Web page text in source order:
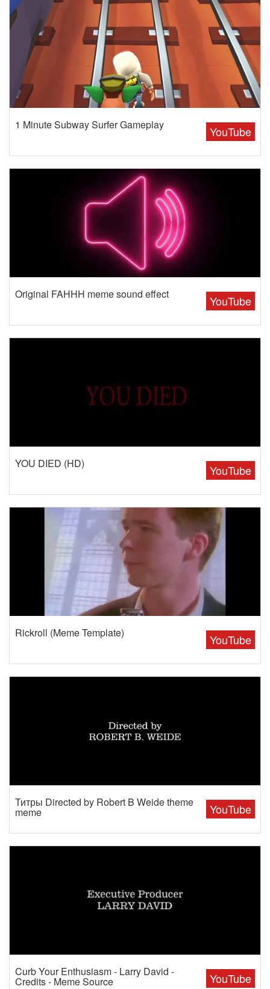
YouTube
1 Minute Subway Surfer Gameplay
YouTube
Original FAHHH meme sound effect
YouTube
YOU DIED (HD)
YouTube
Rickroll (Meme Template)
YouTube
Титры Directed by Robert B Weide theme
meme
YouTube
Curb Your Enthusiasm - Larry David -
Credits - Meme Source